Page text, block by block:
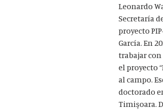
Leonardo
Secretaría
proyecto
García. En
trabajar
el proyecto
al campo.
doctorado
Timişoara.